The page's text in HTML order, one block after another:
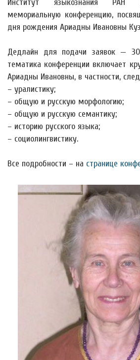
Институт языкознания РАН
мемориальную конференцию,
дня рождения Ариадны Ивановны
Дедлайн для подачи заявок —
тематика конференции включает
Ариадны Ивановны, в частности,
– уралистику;
– общую и русскую морфологию;
– общую и русскую семантику;
– историю русского языка;
– социолингвистику.
Все подробности – на странице